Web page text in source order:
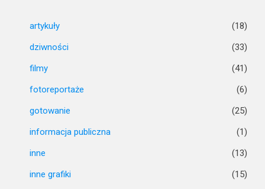
artykuły
(18)
dziwności
(33)
filmy
(41)
fotoreportaże
(6)
gotowanie
(25)
informacja publiczna
(1)
inne
(13)
inne grafiki
(15)